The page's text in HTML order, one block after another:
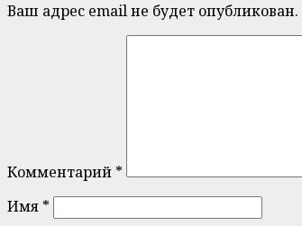
Ваш адрес email не будет опубликован.
Комментарий *
Имя *